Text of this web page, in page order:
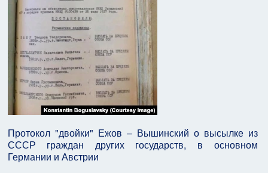
Протокол "двойки" Ежов – Вышинский о высылке из
СССР граждан других государств, в основном
Германии и Австрии